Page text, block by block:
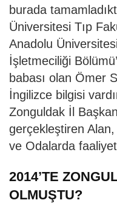
burada
Üniversitesi Tıp
Anadolu
İşletmeciliği
babası olan Ömer
İngilizce bilgisi
Zonguldak İl Başkan
gerçekleştiren
ve Odalarda
2014’TE
OLMUŞTU?